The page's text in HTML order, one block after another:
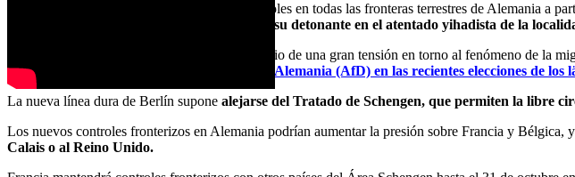
El reciente anuncio de Berlín de imponer controles en todas las fronteras terrestres de Alemania a
, que tuvo su detonante en el atentado yihadista de la
El giro político en Alemania se produce en medio de una gran tensión en torno al fenómeno de la
formación de ultraderecha Alternativa para Alemania (AfD) en las recientes elecciones de los
La nueva línea dura de Berlín supone alejarse del Tratado de Schengen, que permiten la libre
Los nuevos controles fronterizos en Alemania podrían aumentar la presión sobre Francia y Bélgica,
Calais o al Reino Unido.